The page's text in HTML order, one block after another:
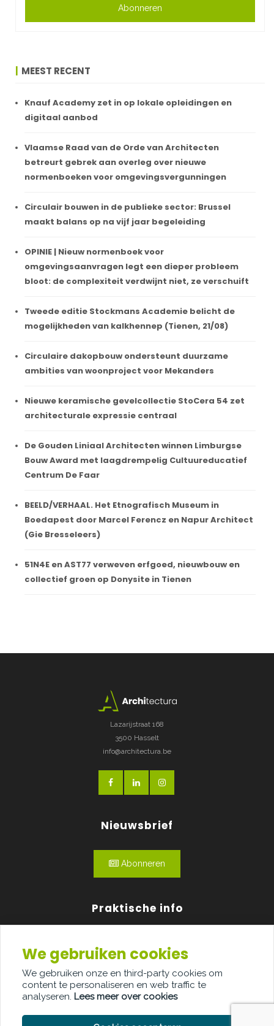
Abonneren
MEEST RECENT
Knauf Academy zet in op lokale opleidingen en
digitaal aanbod
Vlaamse Raad van de Orde van Architecten
betreurt gebrek aan overleg over nieuwe
normenboeken voor omgevingsvergunningen
Circulair bouwen in de publieke sector: Brussel
maakt balans op na vijf jaar begeleiding
OPINIE | Nieuw normenboek voor
omgevingsaanvragen legt een dieper probleem
bloot: de complexiteit verdwijnt niet, ze verschuift
Tweede editie Stockmans Academie belicht de
mogelijkheden van kalkhennep (Tienen, 21/08)
Circulaire dakopbouw ondersteunt duurzame
ambities van woonproject voor Mekanders
Nieuwe keramische gevelcollectie StoCera 54 zet
architecturale expressie centraal
De Gouden Liniaal Architecten winnen Limburgse
Bouw Award met laagdrempelig Cultuureducatief
Centrum De Faar
BEELD/VERHAAL. Het Etnografisch Museum in
Boedapest door Marcel Ferencz en Napur Architect
(Gie Bresseleers)
51N4E en AST77 verweven erfgoed, nieuwbouw en
collectief groen op Donysite in Tienen
Lazarijstraat 168
3500 Hasselt
info@architectura.be
Nieuwsbrief
Abonneren
Praktische info
Over ons
Adverteren
Contact
We gebruiken cookies
We gebruiken onze en third-party cookies om
content te personaliseren en web traffic te
analyseren. Lees meer over cookies